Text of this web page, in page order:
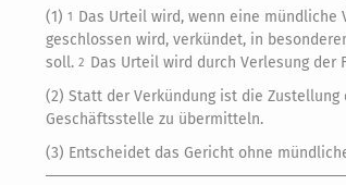
(1) 1 Das Urteil wird, wenn eine mündliche
geschlossen wird, verkündet, in
soll. 2 Das Urteil wird durch Verlesung
(2) Statt der Verkündung ist die
Geschäftsstelle zu übermitteln.
(3) Entscheidet das Gericht ohne